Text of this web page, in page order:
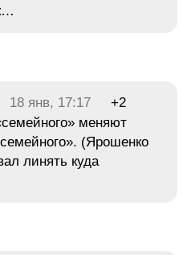
18 янв, 17:17
+2
меняют
(Ярошенко
линять куда